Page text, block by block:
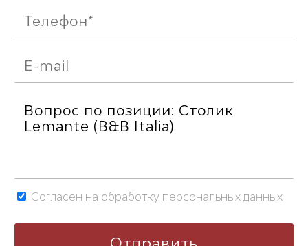
Согласен на обработку персональных данных